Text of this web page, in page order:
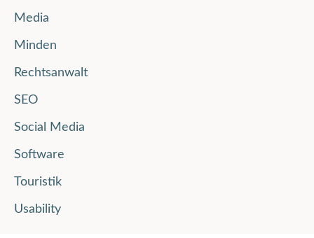
Media
Minden
Rechtsanwalt
SEO
Social Media
Software
Touristik
Usability